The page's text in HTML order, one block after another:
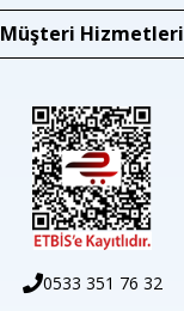
Müşteri Hizmetleri
0533 351 76 32